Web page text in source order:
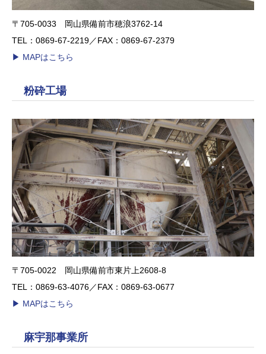
〒705-0033 岡山県備前市穂浪3762-14
TEL：0869-67-2219／FAX：0869-67-2379
▶︎ MAPはこちら
粉砕工場
〒705-0022 岡山県備前市東片上2608-8
TEL：0869-63-4076／FAX：0869-63-0677
▶︎ MAPはこちら
麻宇那事業所